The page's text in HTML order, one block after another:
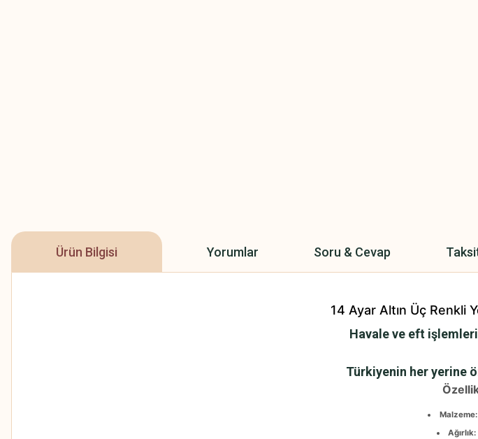
Ürün Bilgisi Yorumlar Soru & Cevap
14 Ayar Altın Üç Renkli
Havale ve eft
Türkiyenin her yerine
Malzeme:
Ağırlık: